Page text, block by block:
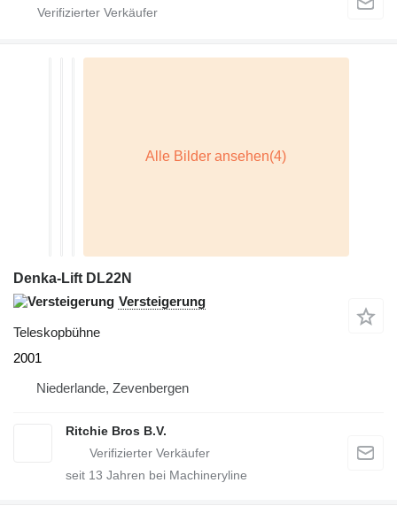
Denka-Lift DL22N
Versteigerung
Teleskopbühne
2001
Niederlande, Zevenbergen
Ritchie Bros B.V.
seit 13 Jahren bei Machineryline